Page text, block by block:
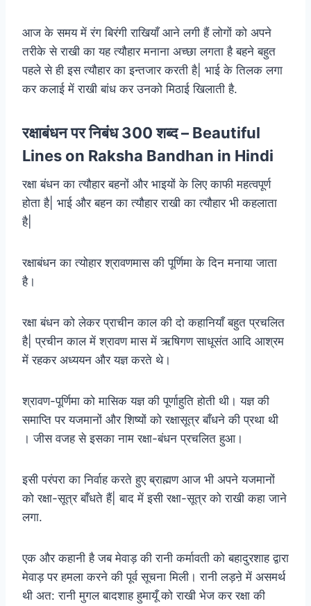
आज के समय में रंग बिरंगी राखियाँ आने लगी हैं लोगों को अपने
तरीके से राखी का यह त्यौहार मनाना अच्छा लगता है बहने बहुत
पहले से ही इस त्यौहार का इन्तजार करती है| भाई के तिलक लगा
कर कलाई में राखी बांध कर उनको मिठाई खिलाती है.
रक्षाबंधन पर निबंध 300 शब्द – Beautiful
Lines on Raksha Bandhan in Hindi
रक्षा बंधन का त्यौहार बहनों और भाइयों के लिए काफी महत्वपूर्ण
होता है| भाई और बहन का त्यौहार राखी का त्यौहार भी कहलाता
है|
रक्षाबंधन का त्योहार श्रावणमास की पूर्णिमा के दिन मनाया जाता
है।
रक्षा बंधन को लेकर प्राचीन काल की दो कहानियाँ बहुत प्रचलित
है| प्रचीन काल में श्रावण मास में ऋषिगण साधूसंत आदि आश्रम
में रहकर अध्ययन और यज्ञ करते थे।
श्रावण-पूर्णिमा को मासिक यज्ञ की पूर्णाहुति होती थी। यज्ञ की
समाप्ति पर यजमानों और शिष्यों को रक्षासूत्र बाँधने की प्रथा थी
। जीस वजह से इसका नाम रक्षा-बंधन प्रचलित हुआ।
इसी परंपरा का निर्वाह करते हुए ब्राह्मण आज भी अपने यजमानों
को रक्षा-सूत्र बाँधते हैं| बाद में इसी रक्षा-सूत्र को राखी कहा जाने
लगा.
एक और कहानी है जब मेवाड़ की रानी कर्मावती को बहादुरशाह द्वारा
मेवाड़ पर हमला करने की पूर्व सूचना मिली। रानी लड़ऩे में असमर्थ
थी अत: रानी मुगल बादशाह हुमायूँ को राखी भेज कर रक्षा की